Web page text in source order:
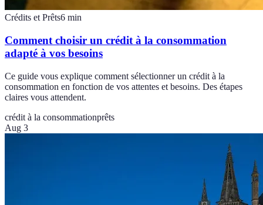
Crédits et Prêts6 min
Comment choisir un crédit à la consommation
adapté à vos besoins
Ce guide vous explique comment sélectionner un crédit à la
consommation en fonction de vos attentes et besoins. Des étapes
claires vous attendent.
crédit à la consommationprêts
Aug 3